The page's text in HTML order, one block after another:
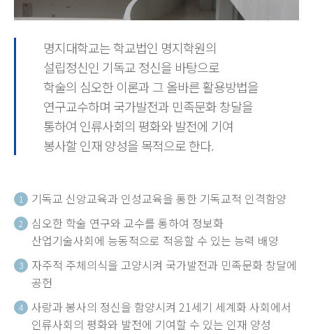
명지대학교는 학교법인 명지학원의
설립정신인 기독교 정신을 바탕으로
학술의 심오한 이론과 그 올바른 활용방법을
연구교수하며 국가발전과 민족문화 창달을
통하여 인류사회의 평화와 발전에 기여
봉사할 인재 양성을 목적으로 한다.
1 기독교 신앙교육과 인성교육을 통한 기독교적 인격함양
2
심오한 학술 연구와 교수를 통하여 정보화
산업기술사회에 능동적으로 적응할 수 있는 능력 배양
3
자주적 주체의식을 고양시켜 국가발전과 민족문화 창달에
공헌
4
사랑과 봉사의 정신을 함양시켜 21세기 세계화 사회에서
인류사회의 평화와 발전에 기여할 수 있는 인재 양성